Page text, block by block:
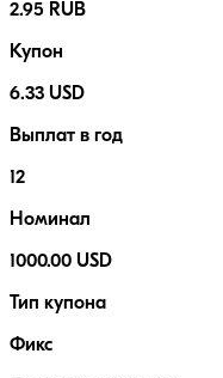
2.95 RUB
Купон
6.33 USD
Выплат в год
12
Номинал
1000.00 USD
Тип купона
Фикс